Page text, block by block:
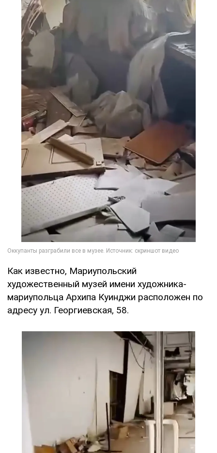
Как известно, Мариупольский
художественный музей имени художника-
мариупольца Архипа Куинджи расположен по
адресу ул. Георгиевская, 58.